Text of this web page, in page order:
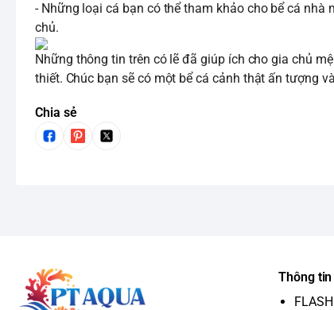
- Những loại cá bạn có thể tham khảo cho bể cá
chủ.
Những thông tin trên có lẽ đã giúp ích cho gia chủ
thiết. Chúc bạn sẽ có một bể cá cảnh thật ấn tượng
Chia sẻ
Thông